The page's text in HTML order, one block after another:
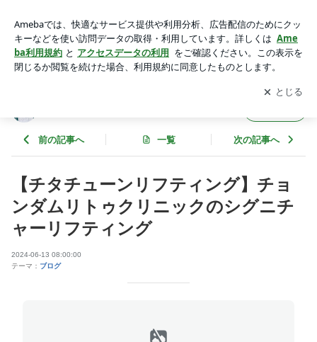
シグニチャーリフティング | retoojpのブログ
アプリをダウンロードして ブログの更新通知
を受け取りまし
ょう。
開く
前の記事へ 一覧 次の記事へ
【チタチューンリフティング】チョ
ンダムリトゥクリニックのシグニチ
ャーリフティング
2024-06-13 08:00:00
テーマ： ブログ